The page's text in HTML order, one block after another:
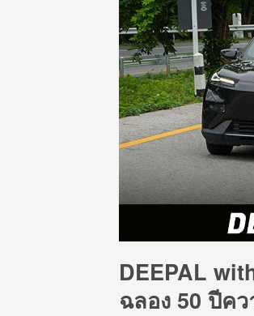
DEEPAL
ฉลอง 50 ปีค